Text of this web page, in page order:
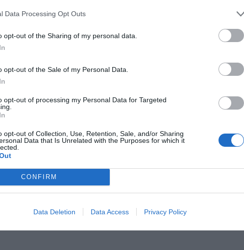
Data Processing Opt Outs
opt-out of the Sharing of my personal data.
opt-out of the Sale of my Personal Data.
opt-out of processing my Personal Data for Targeted
opt-out of Collection, Use, Retention, Sale, and/or Sharing
Data that Is Unrelated with the Purposes for which it
CONFIRM
Data Deletion Data Access Privacy Policy
senior przy emeryturze 2200, 2400, 2600 i 2700 zł
2026 13:23
przecenił hit do kuchni. Air fryer tańszy aż o 150 zł, a to dopiero
PROJEKTY UCHWAŁ RADY MINISTRÓW
Rodziny, Pracy i Polityki Społecznej przygotowało trzy projekty uchwał,
ustanowienia rządowych programów wsparcia. Pierwszy projekt
dofinansowania wynagrodzeń pracowników samorządowych instytucji
dziećmi do lat trzech. Drugi projekt obejmuje dofinansowanie
rodzin zastępczych zawodowych i prowadzących rodzinne domy
a trzeci – dofinansowanie wynagrodzeń pracowników jednostek
pomocy społecznej.